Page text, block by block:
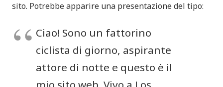
sito. Potrebbe apparire una presentazione del tipo:
Ciao! Sono un fattorino
ciclista di giorno, aspirante
attore di notte e questo è il